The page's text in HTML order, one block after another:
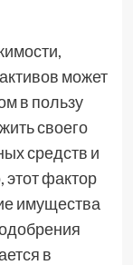
может
в пользу
своего
средств и
этот фактор
имущества
в